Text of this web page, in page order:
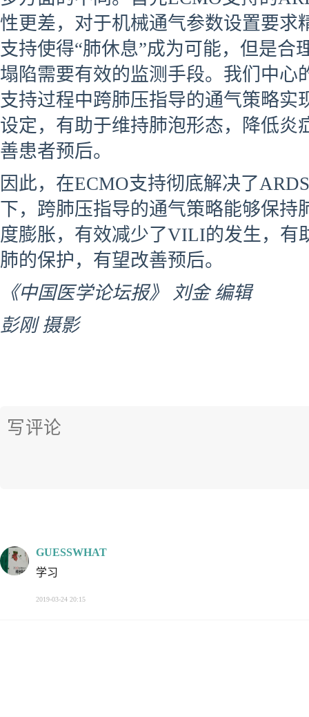
性更差，对于机械通气参数设置要求
支持使得“肺休息”成为可能，但是合
塌陷需要有效的监测手段。我们中心
支持过程中跨肺压指导的通气策略实
设定，有助于维持肺泡形态，降低炎
善患者预后。
因此，在ECMO支持彻底解决了
下，跨肺压指导的通气策略能够保持
度膨胀，有效减少了VILI的发生，有
肺的保护，有望改善预后。
《中国医学论坛报》 刘金 编辑
彭刚 摄影
GUESSWHAT
学习
2019-03-24 20:15